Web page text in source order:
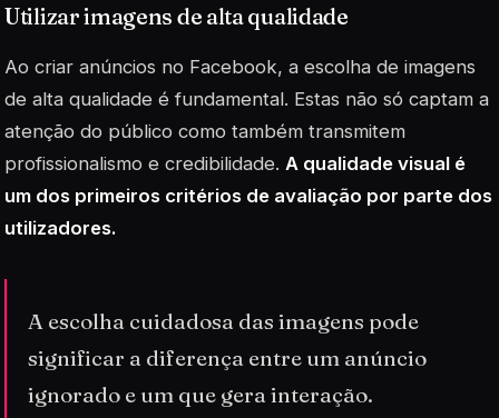
Utilizar imagens de alta qualidade
Ao criar anúncios no Facebook, a escolha de imagens
de alta qualidade é fundamental. Estas não só captam a
atenção do público como também transmitem
profissionalismo e credibilidade. A qualidade visual é
um dos primeiros critérios de avaliação por parte dos
utilizadores.
A escolha cuidadosa das imagens pode
significar a diferença entre um anúncio
ignorado e um que gera interação.